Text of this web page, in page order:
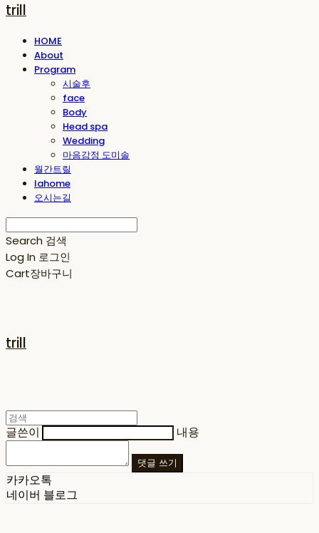
trill
HOME
About
Program
시술후
face
Body
Head spa
Wedding
마음감정 도미솔
월간트릴
lahome
오시는길
Search 검색
Log In 로그인
Cart장바구니
trill
글쓴이 내용
댓글 쓰기
카카오톡
네이버 블로그